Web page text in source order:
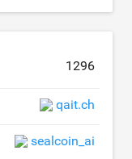
1296
qait.ch
sealcoin_ai